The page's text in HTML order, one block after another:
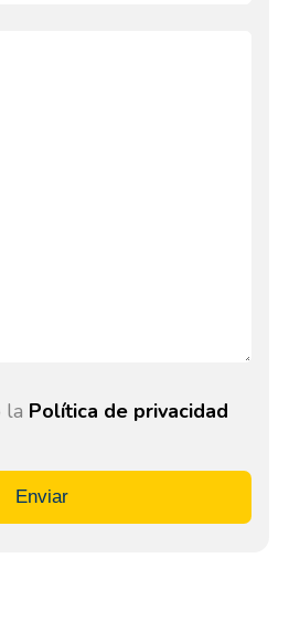
la Política de privacidad
Enviar